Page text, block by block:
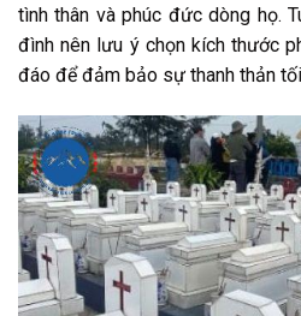
tình thân và phúc đức dòng họ.
đình nên lưu ý chọn kích thước
đáo để đảm bảo sự thanh thản